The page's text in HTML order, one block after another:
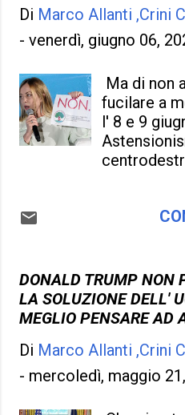
se non s...
essa , non
stile di vita
volesse
frà le
prova ,
firme per
tanto per
gli italiani
soltanto le
sono
qualunque
meno validi
Di Marco Allanti ,Crini
- venerdì, giugno 06,
Ma di non
fucilare a
l' 8 e 9
posizione
sorvola
un' altro
disastro.
tormentata
di quelle
che danno
novità , un
DONALD TRUMP NON
LA SOLUZIONE DELL'
MEGLIO PENSARE AD
Di Marco Allanti ,Crini
- mercoledì, maggio